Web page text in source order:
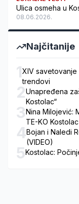
Ulica osmeha u
08.06.2026.
Najčitanije
1XIV
trendovi
2Unapređena
Kostolac“
3Nina Milojević:
TE-KO Kostolac
4Bojan i Naledi
(VIDEO)
5Kostolac: